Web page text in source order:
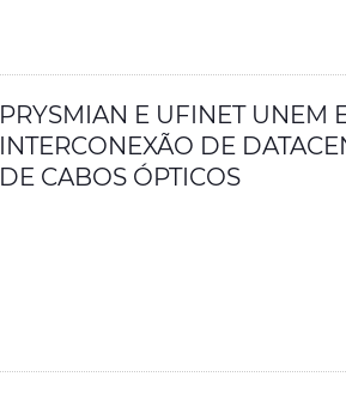
PRYSMIAN E UFINET UNEM
INTERCONEXÃO DE
DE CABOS ÓPTICOS